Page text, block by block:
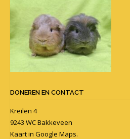
DONEREN EN CONTACT
Kreilen 4
9243 WC Bakkeveen
Kaart in Google Maps.